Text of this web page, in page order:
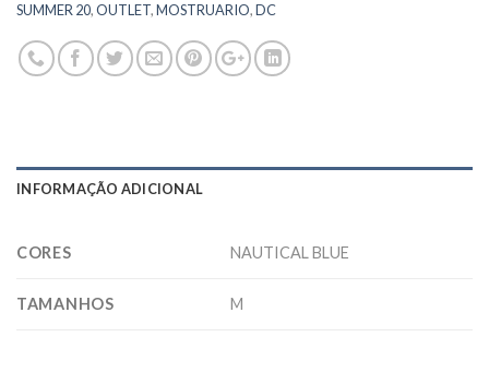
SUMMER 20,OUTLET,MOSTRUARIO,DC
INFORMAÇÃO ADICIONAL
CORES NAUTICAL BLUE
TAMANHOS M